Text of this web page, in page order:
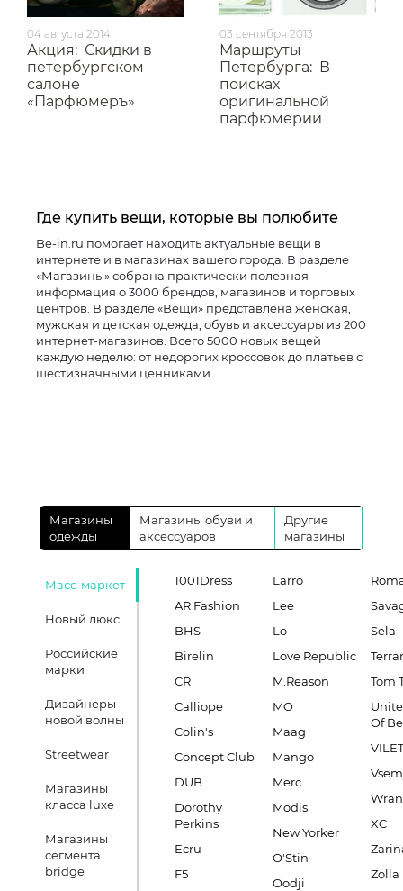
04 августа 2014
Акция: Скидки в
петербургском
салоне
«Парфюмеръ»
03 сентября 2013
Маршруты
Петербурга: В
поисках
оригинальной
парфюмерии
Где купить вещи, которые вы полюбите
Be-in.ru помогает находить актуальные вещи в
интернете и в магазинах вашего города. В разделе
«Магазины» собрана практически полезная
информация о 3000 брендов, магазинов и торговых
центров. В разделе «Вещи» представлена женская,
мужская и детская одежда, обувь и аксессуары из 200
интернет-магазинов. Всего 5000 новых вещей
каждую неделю: от недорогих кроссовок до платьев с
шестизначными ценниками.
Магазины
одежды
Магазины обуви и
аксессуаров
Другие
магазины
Масс-маркет
Новый люкс
Российские
марки
Дизайнеры
новой волны
Streetwear
Магазины
класса luxe
Магазины
сегмента
bridge
1001Dress
AR Fashion
BHS
Birelin
CR
Calliope
Colin's
Concept Club
DUB
Dorothy
Perkins
Ecru
F5
Larro
Lee
Lo
Love Republic
M.Reason
MO
Maag
Mango
Merc
Modis
New Yorker
O'Stin
Oodji
Sela
Tom
Of
VILET
XC
Zolla